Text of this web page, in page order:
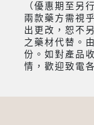
（優惠期至另
兩款藥方需視
出更改，恕不
之藥材代替。
份。如對產品
情，歡迎致電